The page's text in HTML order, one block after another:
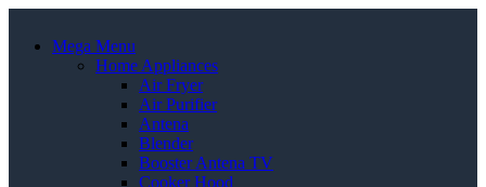
Mega Menu
Home Appliances
Air Fryer
Air Purifier
Antena
Blender
Booster Antena TV
Cooker Hood